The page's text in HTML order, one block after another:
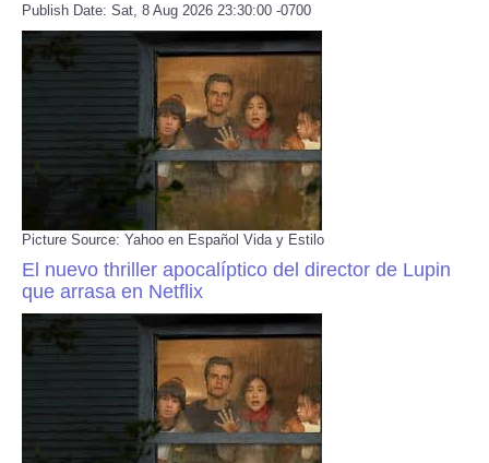
Publish Date: Sat, 8 Aug 2026 23:30:00 -0700
Picture Source: Yahoo en Español Vida y Estilo
El nuevo thriller apocalíptico del director de Lupin
que arrasa en Netflix